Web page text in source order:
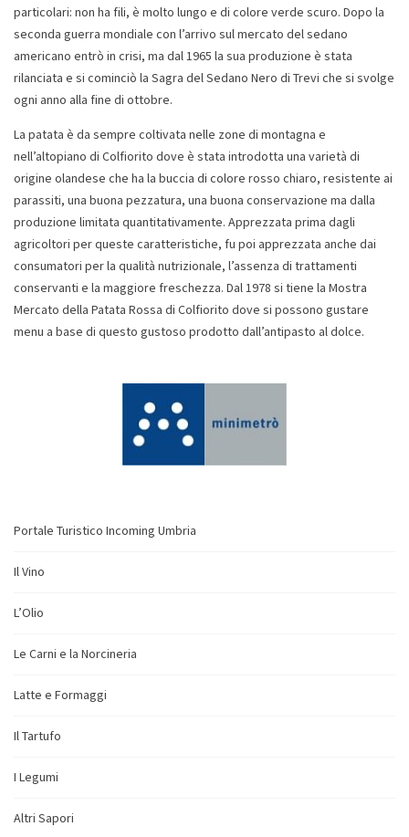
particolari: non ha fili, è molto lungo e di colore verde scuro. Dopo la
seconda guerra mondiale con l’arrivo sul mercato del sedano
americano entrò in crisi, ma dal 1965 la sua produzione è stata
rilanciata e si cominciò la Sagra del Sedano Nero di Trevi che si svolge
ogni anno alla fine di ottobre.
La patata è da sempre coltivata nelle zone di montagna e
nell’altopiano di Colfiorito dove è stata introdotta una varietà di
origine olandese che ha la buccia di colore rosso chiaro, resistente ai
parassiti, una buona pezzatura, una buona conservazione ma dalla
produzione limitata quantitativamente. Apprezzata prima dagli
agricoltori per queste caratteristiche, fu poi apprezzata anche dai
consumatori per la qualità nutrizionale, l’assenza di trattamenti
conservanti e la maggiore freschezza. Dal 1978 si tiene la Mostra
Mercato della Patata Rossa di Colfiorito dove si possono gustare
menu a base di questo gustoso prodotto dall’antipasto al dolce.
Portale Turistico Incoming Umbria
Il Vino
L’Olio
Le Carni e la Norcineria
Latte e Formaggi
Il Tartufo
I Legumi
Altri Sapori